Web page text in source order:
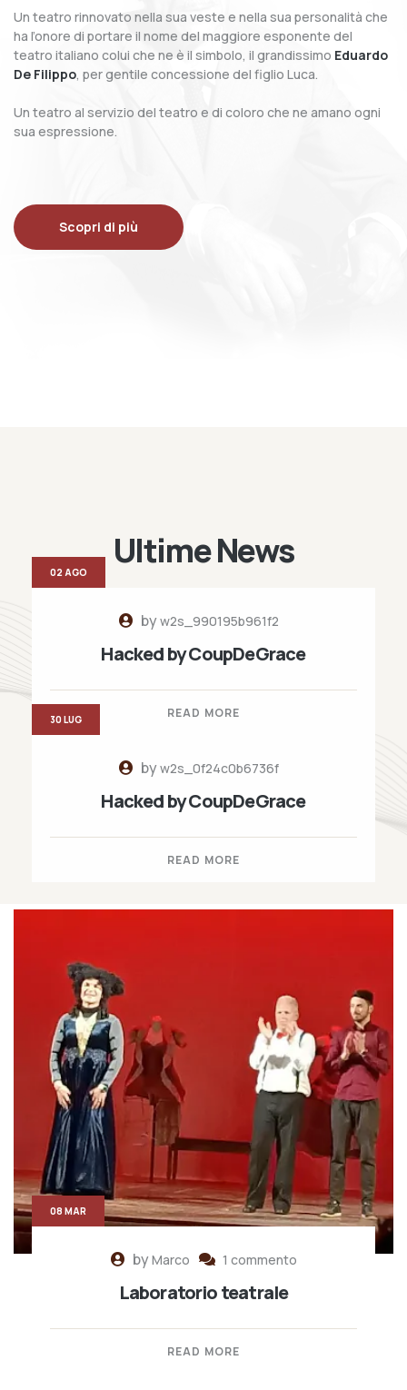
Un teatro rinnovato nella sua veste e nella sua personalità che
ha l’onore di portare il nome del maggiore esponente del
teatro italiano colui che ne è il simbolo, il grandissimo Eduardo
De Filippo, per gentile concessione del figlio Luca.
Un teatro al servizio del teatro e di coloro che ne amano ogni
sua espressione.
Scopri di più
Ultime News
byw2s_990195b961f2
Hacked by CoupDeGrace
READ MORE
02 AGO
byw2s_0f24c0b6736f
Hacked by CoupDeGrace
READ MORE
30 LUG
byMarco 1 commento
Laboratorio teatrale
READ MORE
08 MAR